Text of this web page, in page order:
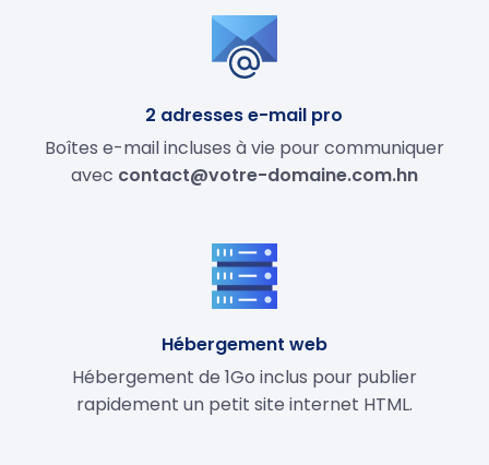
2 adresses e-mail pro
Boîtes e-mail incluses à vie pour communiquer
avec contact@votre-domaine.com.hn
Hébergement web
Hébergement de 1Go inclus pour publier
rapidement un petit site internet HTML.